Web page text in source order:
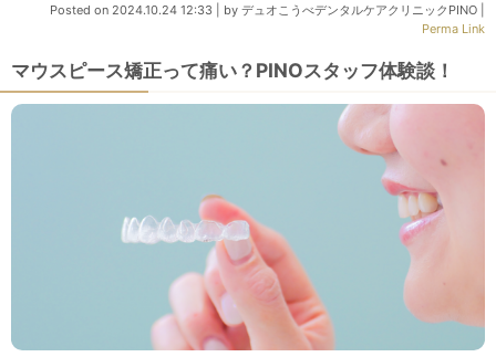
Posted on 2024.10.24 12:33 by デュオこうべデンタルケアクリニックPINO
Perma Link
マウスピース矯正って痛い？PINOスタッフ体験談！